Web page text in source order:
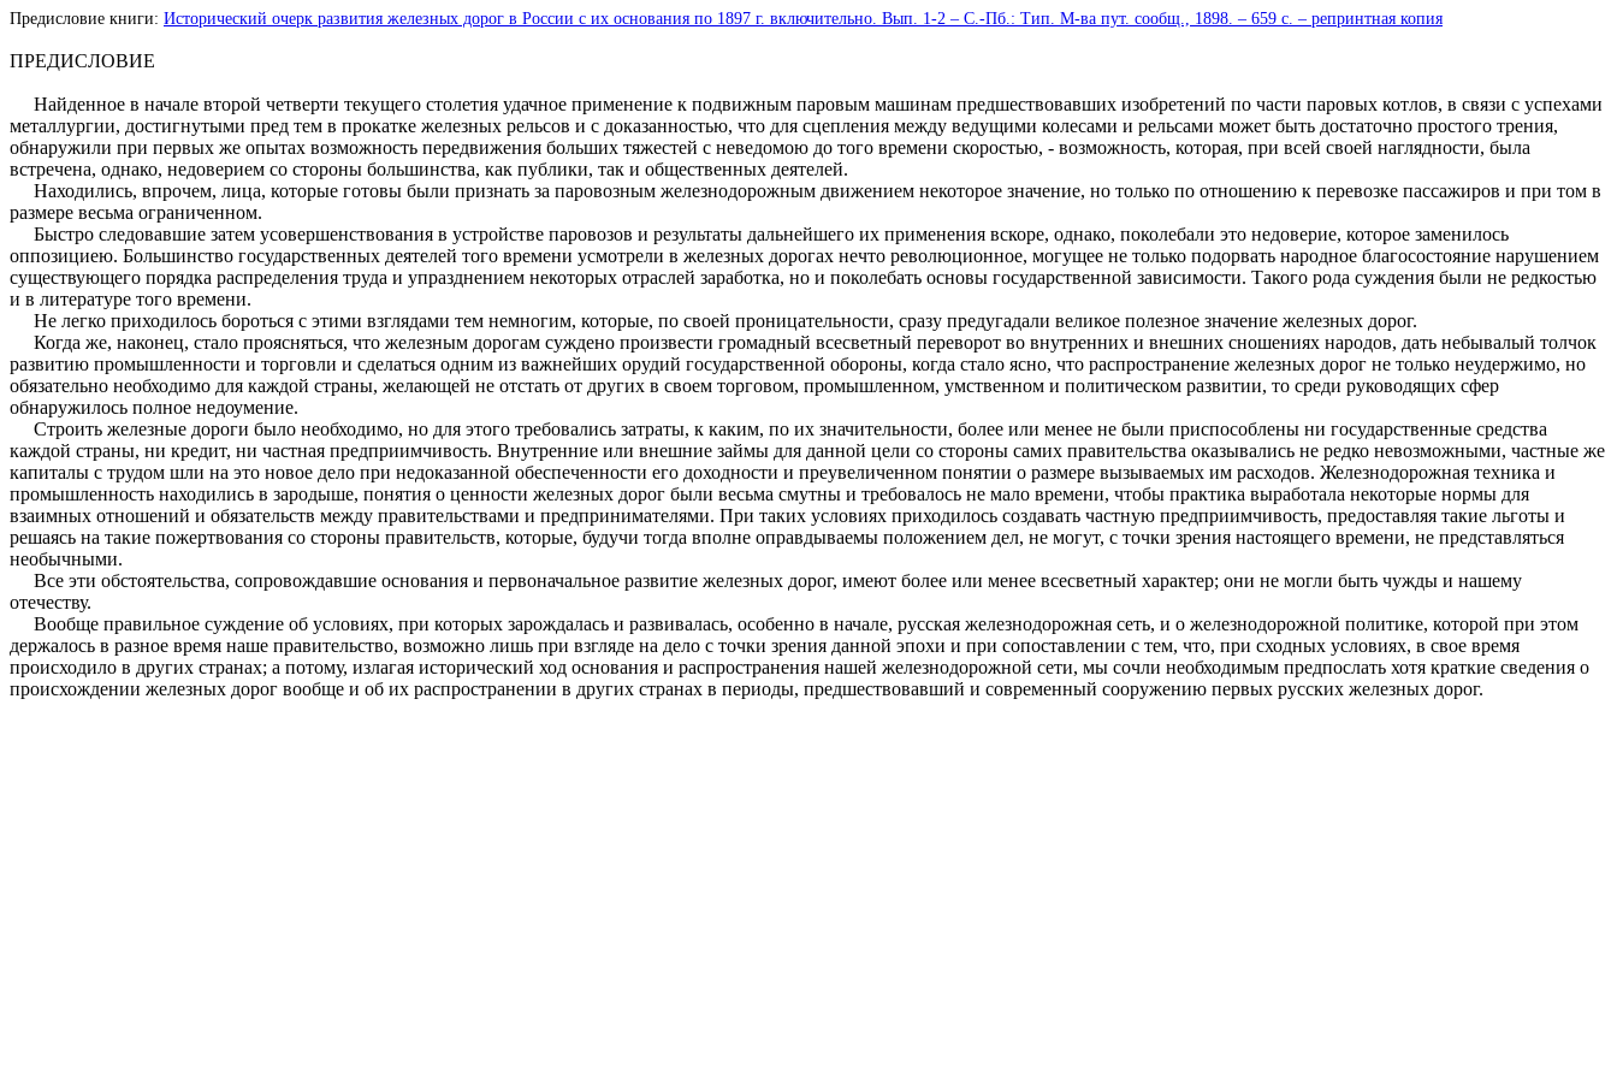
Предисловие книги: Исторический очерк развития железных дорог в России с их основания по 1897 г. включительно. Вып. 1-2 – С.-Пб.: Тип. М-ва пут. сообщ., 1898. – 659 c. – репринтная копия
ПРЕДИСЛОВИЕ
Найденное в начале второй четверти текущего столетия удачное применение к подвижным паровым машинам предшествовавших изобретений по части паровых котлов, в связи с успехами
металлургии, достигнутыми пред тем в прокатке железных рельсов и с доказанностью, что для сцепления между ведущими колесами и рельсами может быть достаточно простого трения,
обнаружили при первых же опытах возможность передвижения больших тяжестей с неведомою до того времени скоростью, - возможность, которая, при всей своей наглядности, была
встречена, однако, недоверием со стороны большинства, как публики, так и общественных деятелей.
Находились, впрочем, лица, которые готовы были признать за паровозным железнодорожным движением некоторое значение, но только по отношению к перевозке пассажиров и при том в
размере весьма ограниченном.
Быстро следовавшие затем усовершенствования в устройстве паровозов и результаты дальнейшего их применения вскоре, однако, поколебали это недоверие, которое заменилось
оппозициею. Большинство государственных деятелей того времени усмотрели в железных дорогах нечто революционное, могущее не только подорвать народное благосостояние нарушением
существующего порядка распределения труда и упразднением некоторых отраслей заработка, но и поколебать основы государственной зависимости. Такого рода суждения были не редкостью
и в литературе того времени.
Не легко приходилось бороться с этими взглядами тем немногим, которые, по своей проницательности, сразу предугадали великое полезное значение железных дорог.
Когда же, наконец, стало проясняться, что железным дорогам суждено произвести громадный всесветный переворот во внутренних и внешних сношениях народов, дать небывалый толчок
развитию промышленности и торговли и сделаться одним из важнейших орудий государственной обороны, когда стало ясно, что распространение железных дорог не только неудержимо, но
обязательно необходимо для каждой страны, желающей не отстать от других в своем торговом, промышленном, умственном и политическом развитии, то среди руководящих сфер
обнаружилось полное недоумение.
Строить железные дороги было необходимо, но для этого требовались затраты, к каким, по их значительности, более или менее не были приспособлены ни государственные средства
каждой страны, ни кредит, ни частная предприимчивость. Внутренние или внешние займы для данной цели со стороны самих правительства оказывались не редко невозможными, частные же
капиталы с трудом шли на это новое дело при недоказанной обеспеченности его доходности и преувеличенном понятии о размере вызываемых им расходов. Железнодорожная техника и
промышленность находились в зародыше, понятия о ценности железных дорог были весьма смутны и требовалось не мало времени, чтобы практика выработала некоторые нормы для
взаимных отношений и обязательств между правительствами и предпринимателями. При таких условиях приходилось создавать частную предприимчивость, предоставляя такие льготы и
решаясь на такие пожертвования со стороны правительств, которые, будучи тогда вполне оправдываемы положением дел, не могут, с точки зрения настоящего времени, не представляться
необычными.
Все эти обстоятельства, сопровождавшие основания и первоначальное развитие железных дорог, имеют более или менее всесветный характер; они не могли быть чужды и нашему
отечеству.
Вообще правильное суждение об условиях, при которых зарождалась и развивалась, особенно в начале, русская железнодорожная сеть, и о железнодорожной политике, которой при этом
держалось в разное время наше правительство, возможно лишь при взгляде на дело с точки зрения данной эпохи и при сопоставлении с тем, что, при сходных условиях, в свое время
происходило в других странах; а потому, излагая исторический ход основания и распространения нашей железнодорожной сети, мы сочли необходимым предпослать хотя краткие сведения о
происхождении железных дорог вообще и об их распространении в других странах в периоды, предшествовавший и современный сооружению первых русских железных дорог.